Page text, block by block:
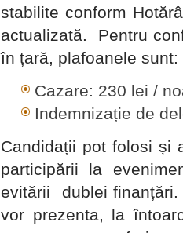
stabilite conform
actualizată. Pentru
în țară, plafoanele sunt:
Cazare: 230 lei /
Indemnizație de
Candidații pot folosi și
participării la
evitării dublei finanțări.
vor prezenta, la